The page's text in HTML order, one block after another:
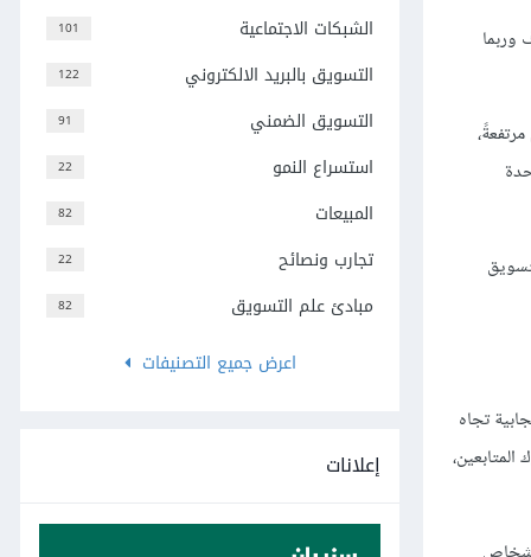
التسويق
تجاه
101 الشبكات الاجتماعية
122 التسويق بالبريد الالكتروني
91 التسويق الضمني
22 استسراع النمو
82 المبيعات
22 تجارب ونصائح
82
مبادئ علم التسويق
اعرض جميع التصنيفات
إعلانات